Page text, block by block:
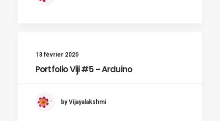
13 février 2020
Portfolio Viji #5 – Arduino
by Vijayalakshmi